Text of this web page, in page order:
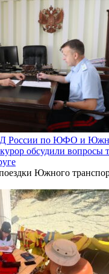
России по ЮФО и
обсудили вопросы
Южного